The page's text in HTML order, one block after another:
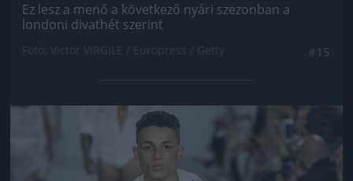
Ez lesz a menő a következő nyári szezonban a
londoni divathét szerint
Jön még kép!